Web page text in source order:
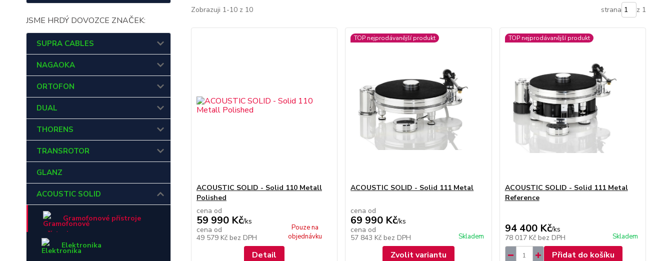
JSME HRDÝ DOVOZCE ZNAČEK:
SUPRA CABLES
NAGAOKA
ORTOFON
DUAL
THORENS
TRANSROTOR
GLANZ
ACOUSTIC SOLID
Gramofonové přístroje
Elektronika
Zobrazuji 1-10 z 10 strana z 1
ACOUSTIC SOLID - Solid 110 Metall
Polished
cena od
59 990 Kč/ks
cena od
49 579 Kč bez DPH
Pouze na
objednávku
Detail
TOP nejprodávanější produkt
ACOUSTIC SOLID - Solid 111 Metal
cena od
69 990 Kč/ks
cena od
57 843 Kč bez DPH Skladem
Zvolit variantu
TOP nejprodávanější produkt
ACOUSTIC SOLID - Solid 111 Metal
Reference
94 400 Kč/ks
78 017 Kč bez DPH Skladem
Přidat do košíku